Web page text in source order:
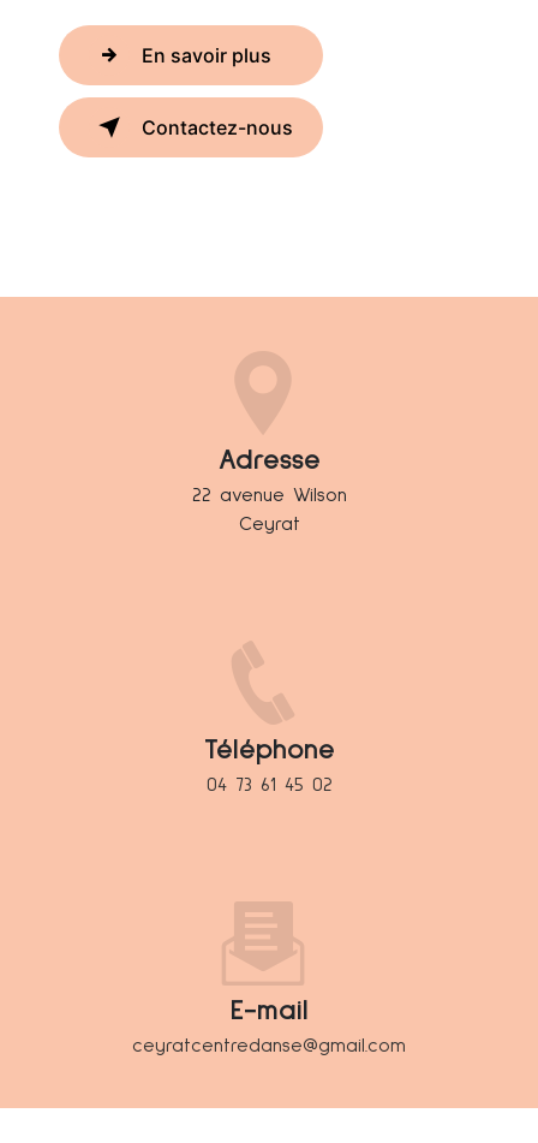
En savoir plus
Contactez-nous
Adresse
22 avenue Wilson
Ceyrat
Téléphone
04 73 61 45 02
E-mail
ceyratcentredanse@gmail.com